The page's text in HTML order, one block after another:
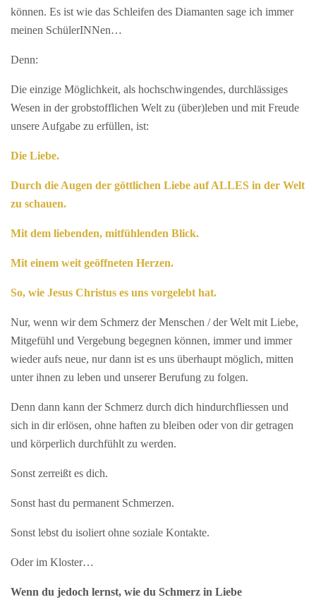
können. Es ist wie das Schleifen des Diamanten sage ich immer
meinen SchülerINNen…
Denn:
Die einzige Möglichkeit, als hochschwingendes, durchlässiges
Wesen in der grobstofflichen Welt zu (über)leben und mit Freude
unsere Aufgabe zu erfüllen, ist:
Die Liebe.
Durch die Augen der göttlichen Liebe auf ALLES in der Welt
zu schauen.
Mit dem liebenden, mitfühlenden Blick.
Mit einem weit geöffneten Herzen.
So, wie Jesus Christus es uns vorgelebt hat.
Nur, wenn wir dem Schmerz der Menschen / der Welt mit Liebe,
Mitgefühl und Vergebung begegnen können, immer und immer
wieder aufs neue, nur dann ist es uns überhaupt möglich, mitten
unter ihnen zu leben und unserer Berufung zu folgen.
Denn dann kann der Schmerz durch dich hindurchfliessen und
sich in dir erlösen, ohne haften zu bleiben oder von dir getragen
und körperlich durchfühlt zu werden.
Sonst zerreißt es dich.
Sonst hast du permanent Schmerzen.
Sonst lebst du isoliert ohne soziale Kontakte.
Oder im Kloster…
Wenn du jedoch lernst, wie du Schmerz in Liebe